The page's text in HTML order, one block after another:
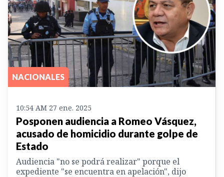
NACIONALES
10:54 AM 27 ene. 2025
Posponen audiencia a Romeo Vásquez,
acusado de homicidio durante golpe de
Estado
Audiencia "no se podrá realizar" porque el
expediente "se encuentra en apelación", dijo